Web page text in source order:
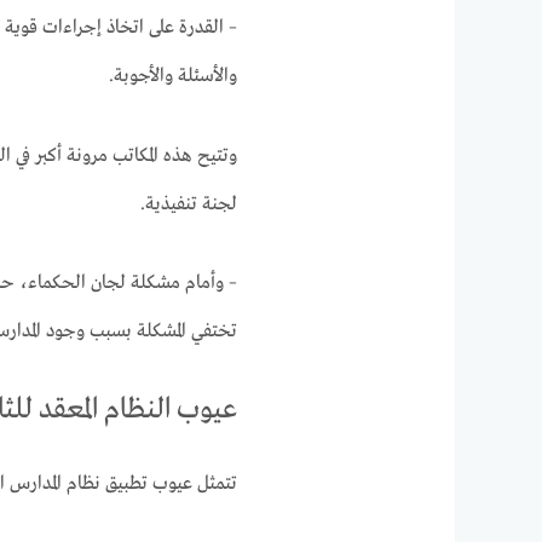
– القدرة على اتخاذ إجراءات
والأسئلة والأجوبة.
وتتيح هذه المكاتب مرونة أكبر
لجنة تنفيذية.
– وأمام مشكلة لجان الحكماء،
تختفي المشكلة بسبب وجود
عيوب النظام المعقد
تتمثل عيوب تطبيق نظام المدارس الثانوية